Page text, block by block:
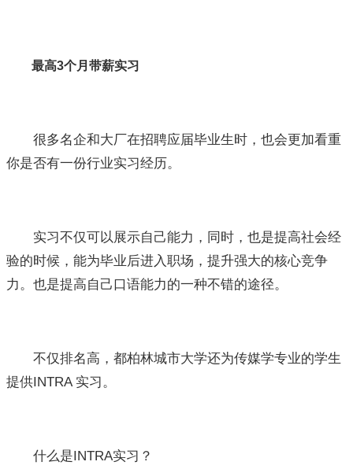
最高3个月带薪实习
很多名企和大厂在招聘应届毕业生时，也会更加看重
你是否有一份行业实习经历。
实习不仅可以展示自己能力，同时，也是提高社会经
验的时候，能为毕业后进入职场，提升强大的核心竞争
力。也是提高自己口语能力的一种不错的途径。
不仅排名高，都柏林城市大学还为传媒学专业的学生
提供INTRA 实习。
什么是INTRA实习？